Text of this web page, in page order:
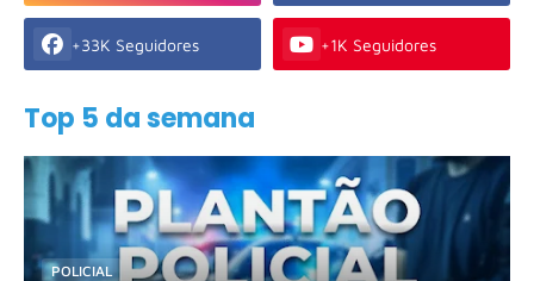
+33K Seguidores +1K Seguidores
Top 5 da semana
POLICIAL